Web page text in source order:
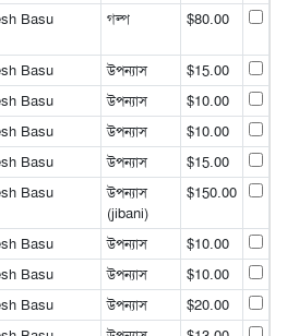
Basu গল্প $80.00
Basu উপন্যাস
$15.00
Basu উপন্যাস
$10.00
Basu উপন্যাস
$10.00
Basu উপন্যাস
$15.00
Basu
উপন্যাস
(jibani)
$150.00
Basu উপন্যাস
$10.00
Basu উপন্যাস
$10.00
Basu উপন্যাস
$20.00